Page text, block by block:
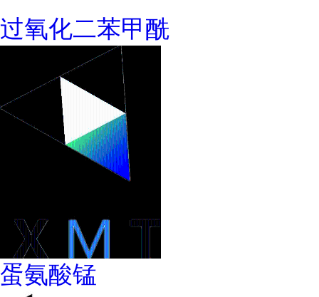
过氧化二苯甲酰
蛋氨酸锰